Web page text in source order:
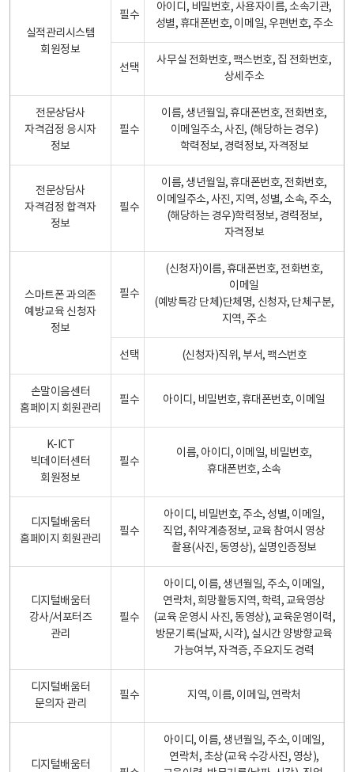
실적관리시스템
회원정보
필수
아이디, 비밀번호, 사용자이름, 소속기관,
성별, 휴대폰번호, 이메일, 우편번호, 주소
선택
사무실 전화번호, 팩스번호, 집 전화번호,
상세주소
전문상담사
자격검정 응시자
정보
필수
이름, 생년월일, 휴대폰번호, 전화번호,
이메일주소, 사진, (해당하는 경우)
학력정보, 경력정보, 자격정보
전문상담사
자격검정 합격자
정보
필수
이름, 생년월일, 휴대폰번호, 전화번호,
이메일주소, 사진, 지역, 성별, 소속, 주소,
(해당하는 경우)학력정보, 경력정보,
자격정보
스마트폰 과의존
예방교육 신청자
정보
필수
(신청자)이름, 휴대폰번호, 전화번호,
이메일
(예방특강 단체)단체명, 신청자, 단체구분,
지역, 주소
선택 (신청자)직위, 부서, 팩스번호
손말이음센터
홈페이지 회원관리
필수 아이디, 비밀번호, 휴대폰번호, 이메일
K-ICT
빅데이터센터
회원정보
필수
이름, 아이디, 이메일, 비밀번호,
휴대폰번호, 소속
디지털배움터
홈페이지 회원관리
필수
아이디, 비밀번호, 주소, 성별, 이메일,
직업, 취약계층정보, 교육 참여시 영상
촬용(사진, 동영상), 실명인증정보
디지털배움터
강사/서포터즈
관리
필수
아이디, 이름, 생년월일, 주소, 이메일,
연락처, 희망활동지역, 학력, 교육영상
(교육 운영시 사진, 동영상), 교육운영이력,
방문기록(날짜, 시각), 실시간 양방향교육
가능여부, 자격증, 주요지도 경력
디지털배움터
문의자 관리
필수 지역, 이름, 이메일, 연락처
디지털배움터
아이디, 이름, 생년월일, 주소, 이메일,
연락처, 초상(교육 수강사진, 영상),